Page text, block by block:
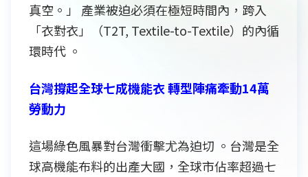
真空。」 產業被迫必須在極短時間內，跨入
「衣對衣」（T2T, Textile-to-Textile）的內循
環時代 。
台灣撐起全球七成機能衣 轉型陣痛牽動14萬
勞動力
這場綠色風暴對台灣衝擊尤為迫切 。台灣是全
球高機能布料的出產大國，全球市佔率超過七